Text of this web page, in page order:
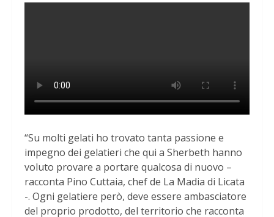
“Su molti gelati ho trovato tanta passione e
impegno dei gelatieri che qui a Sherbeth hanno
voluto provare a portare qualcosa di nuovo –
racconta Pino Cuttaia, chef de La Madia di Licata
-. Ogni gelatiere però, deve essere ambasciatore
del proprio prodotto, del territorio che racconta